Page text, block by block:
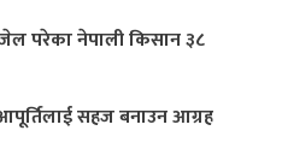
परेका नेपाली किसान ३८
सहज बनाउन आग्रह